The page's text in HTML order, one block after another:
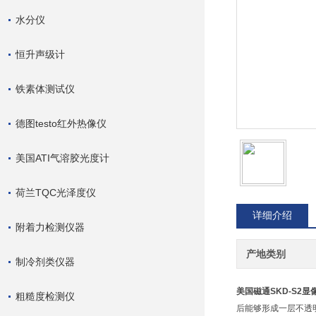
水分仪
恒升声级计
铁素体测试仪
德图testo红外热像仪
美国ATI气溶胶光度计
荷兰TQC光泽度仪
附着力检测仪器
制冷剂类仪器
粗糙度检测仪
详细介绍
产地类别
美国磁通SKD-S2显
后能够形成一层不